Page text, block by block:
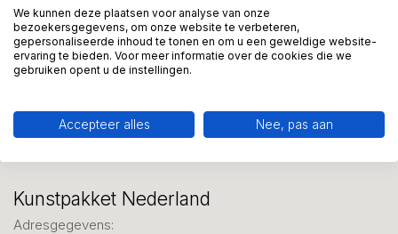
Meer informatie?
We helpen graag met uw keuze of geven advies, bel of app
ons 7 dagen per week: 06-23643267
Kunstpakket Nederland
Adresgegevens:
We kunnen deze plaatsen voor analyse van onze
bezoekersgegevens, om onze website te verbeteren,
gepersonaliseerde inhoud te tonen en om u een geweldige website-
ervaring te bieden. Voor meer informatie over de cookies die we
gebruiken opent u de instellingen.
Accepteer alles Nee, pas aan